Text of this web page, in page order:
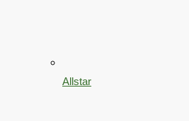
Allstar